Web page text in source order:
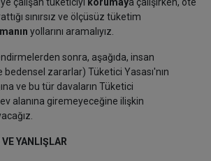
çalışan tüketiciyi korumaya çalışırken, öte
sınırsız ve ölçüsüz tüketim
yollarını aramalıyız.
sonra, aşağıda, insan
bedensel zararlar) Tüketici Yasası'nın
ve bu tür davaların Tüketici
alanına giremeyeceğine ilişkin
YANLIŞLAR